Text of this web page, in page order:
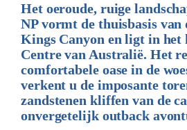
Het oeroude, ruige
NP vormt de thuisbasis van
Kings Canyon en ligt in het
Centre van Australië. Het
comfortabele oase in de
verkent u de imposante
zandstenen kliffen van de
onvergetelijk outback